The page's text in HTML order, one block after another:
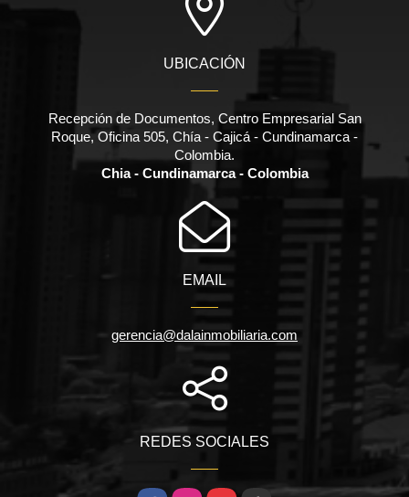
UBICACIÓN
Recepción de Documentos, Centro Empresarial San
Roque, Oficina 505, Chía - Cajicá - Cundinamarca -
Colombia.
Chia - Cundinamarca - Colombia
EMAIL
gerencia@dalainmobiliaria.com
REDES SOCIALES